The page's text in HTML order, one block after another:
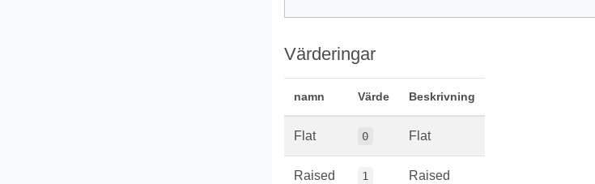
Värderingar
namn Värde Beskrivning
Flat 0 Flat
Raised 1 Raised